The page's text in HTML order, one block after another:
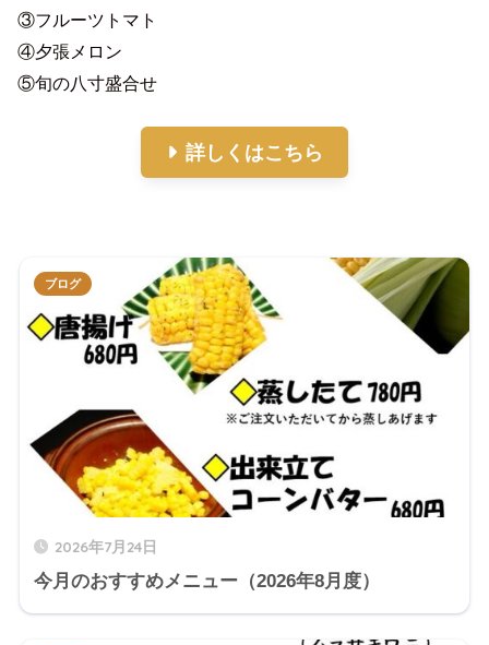
③フルーツトマト
④夕張メロン
⑤旬の八寸盛合せ
詳しくはこちら
2026年7月24日
今月のおすすめメニュー（2026年8月度）
ブログ